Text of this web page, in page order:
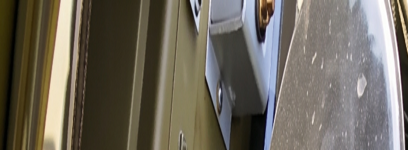
Aller au contenu Contenu principal
Toujours prêts à servir nos clients depuis 1988 !
Thérouanne, Pas-de-Calais
contact@lys-tout-terrain.com
Suivez-nous :